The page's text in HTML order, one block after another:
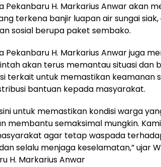
Pekanbaru H. Markarius Anwar akan
terkena banjir luapan air sungai siak,
sosial berupa paket sembako.
Pekanbaru H. Markarius Anwar juga
akan terus memantau situasi dan
terkait untuk memastikan keamanan
bantuan kepada masyarakat.
untuk memastikan kondisi warga
membantu semaksimal mungkin.
agar tetap waspada
selalu menjaga keselamatan,” ujar
H. Markarius Anwar